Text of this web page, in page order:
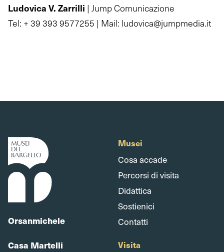
Ludovica V. Zarrilli | Jump Comunicazione
Tel: + 39 393 9577255 | Mail: ludovica@jumpmedia.it
Orsanmichele
Casa Martelli
Musei
Cosa accade
Percorsi di visita
Didattica
Sostienici
Contatti
Visita